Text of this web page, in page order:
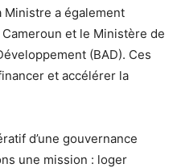
Ministre a également
et le Ministère de
(BAD). Ces
et accélérer la
d’une gouvernance
une mission : loger